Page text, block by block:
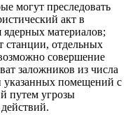
могут преследовать
акт в
материалов;
станции, отдельных
совершение
заложников из числа
указанных помещений с
путем угрозы